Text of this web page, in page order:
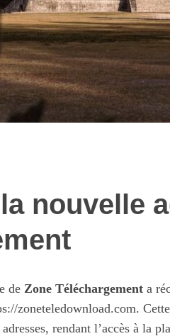
nouvelle
de Zone Téléchargement a
zoneteledownload.com.
rendant l’accès à la
Les nouvelles
illusion ?